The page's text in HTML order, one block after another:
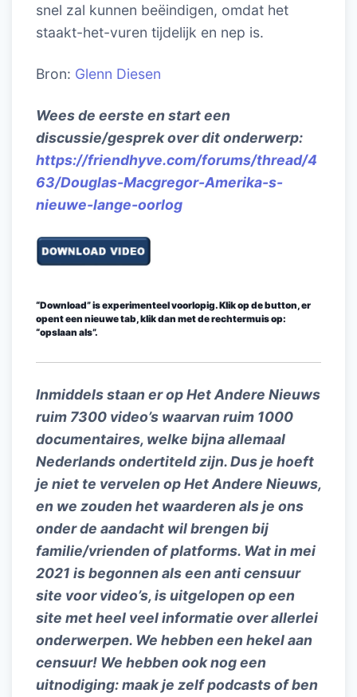
snel zal kunnen beëindigen, omdat het
staakt-het-vuren tijdelijk en nep is.
Bron: Glenn Diesen
Wees de eerste en start een
discussie/gesprek over dit onderwerp:
https://friendhyve.com/forums/thread/4
63/Douglas-Macgregor-Amerika-s-
nieuwe-lange-oorlog
“Download” is experimenteel voorlopig. Klik op de button, er
opent een nieuwe tab, klik dan met de rechtermuis op:
“opslaan als”.
Inmiddels staan er op Het Andere Nieuws
ruim 7300 video’s waarvan ruim 1000
documentaires, welke bijna allemaal
Nederlands ondertiteld zijn. Dus je hoeft
je niet te vervelen op Het Andere Nieuws,
en we zouden het waarderen als je ons
onder de aandacht wil brengen bij
familie/vrienden of platforms. Wat in mei
2021 is begonnen als een anti censuur
site voor video’s, is uitgelopen op een
site met heel veel informatie over allerlei
onderwerpen. We hebben een hekel aan
censuur! We hebben ook nog een
uitnodiging: maak je zelf podcasts of ben